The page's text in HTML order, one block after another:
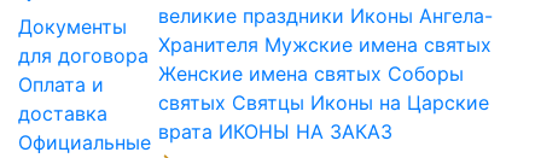
Документы
для договора
Оплата и
доставка
Официальные
великие праздники Иконы Ангела-
Хранителя Мужские имена святых
Женские имена святых Соборы
святых Святцы Иконы на Царские
врата ИКОНЫ НА ЗАКАЗ